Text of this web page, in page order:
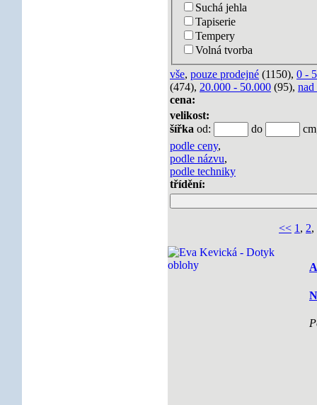
Suchá jehla
Tapiserie
Tempery
Volná tvorba
vše, pouze prodejné (1150), 0 -
(474), 20.000 - 50.000 (95),
cena:
velikost:
šířka od: do
podle ceny,
podle názvu,
podle techniky
třídění:
<< 1 , 2,